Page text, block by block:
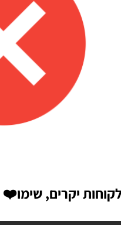
שאגיב. יקרים, שימו❤️